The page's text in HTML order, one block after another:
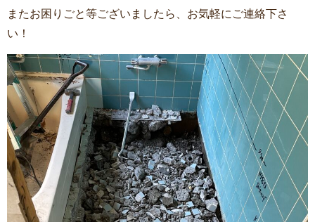
またお困りごと等ございましたら、お気軽にご連絡下さ
い！